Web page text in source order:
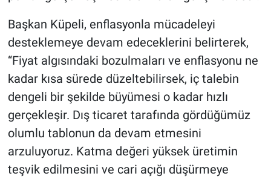
Başkan Küpeli, enflasyonla mücadeleyi
desteklemeye devam edeceklerini belirterek,
“Fiyat algısındaki bozulmaları ve enflasyonu ne
kadar kısa sürede düzeltebilirsek, iç talebin
dengeli bir şekilde büyümesi o kadar hızlı
gerçekleşir. Dış ticaret tarafında gördüğümüz
olumlu tablonun da devam etmesini
arzuluyoruz. Katma değeri yüksek üretimin
teşvik edilmesini ve cari açığı düşürmeye